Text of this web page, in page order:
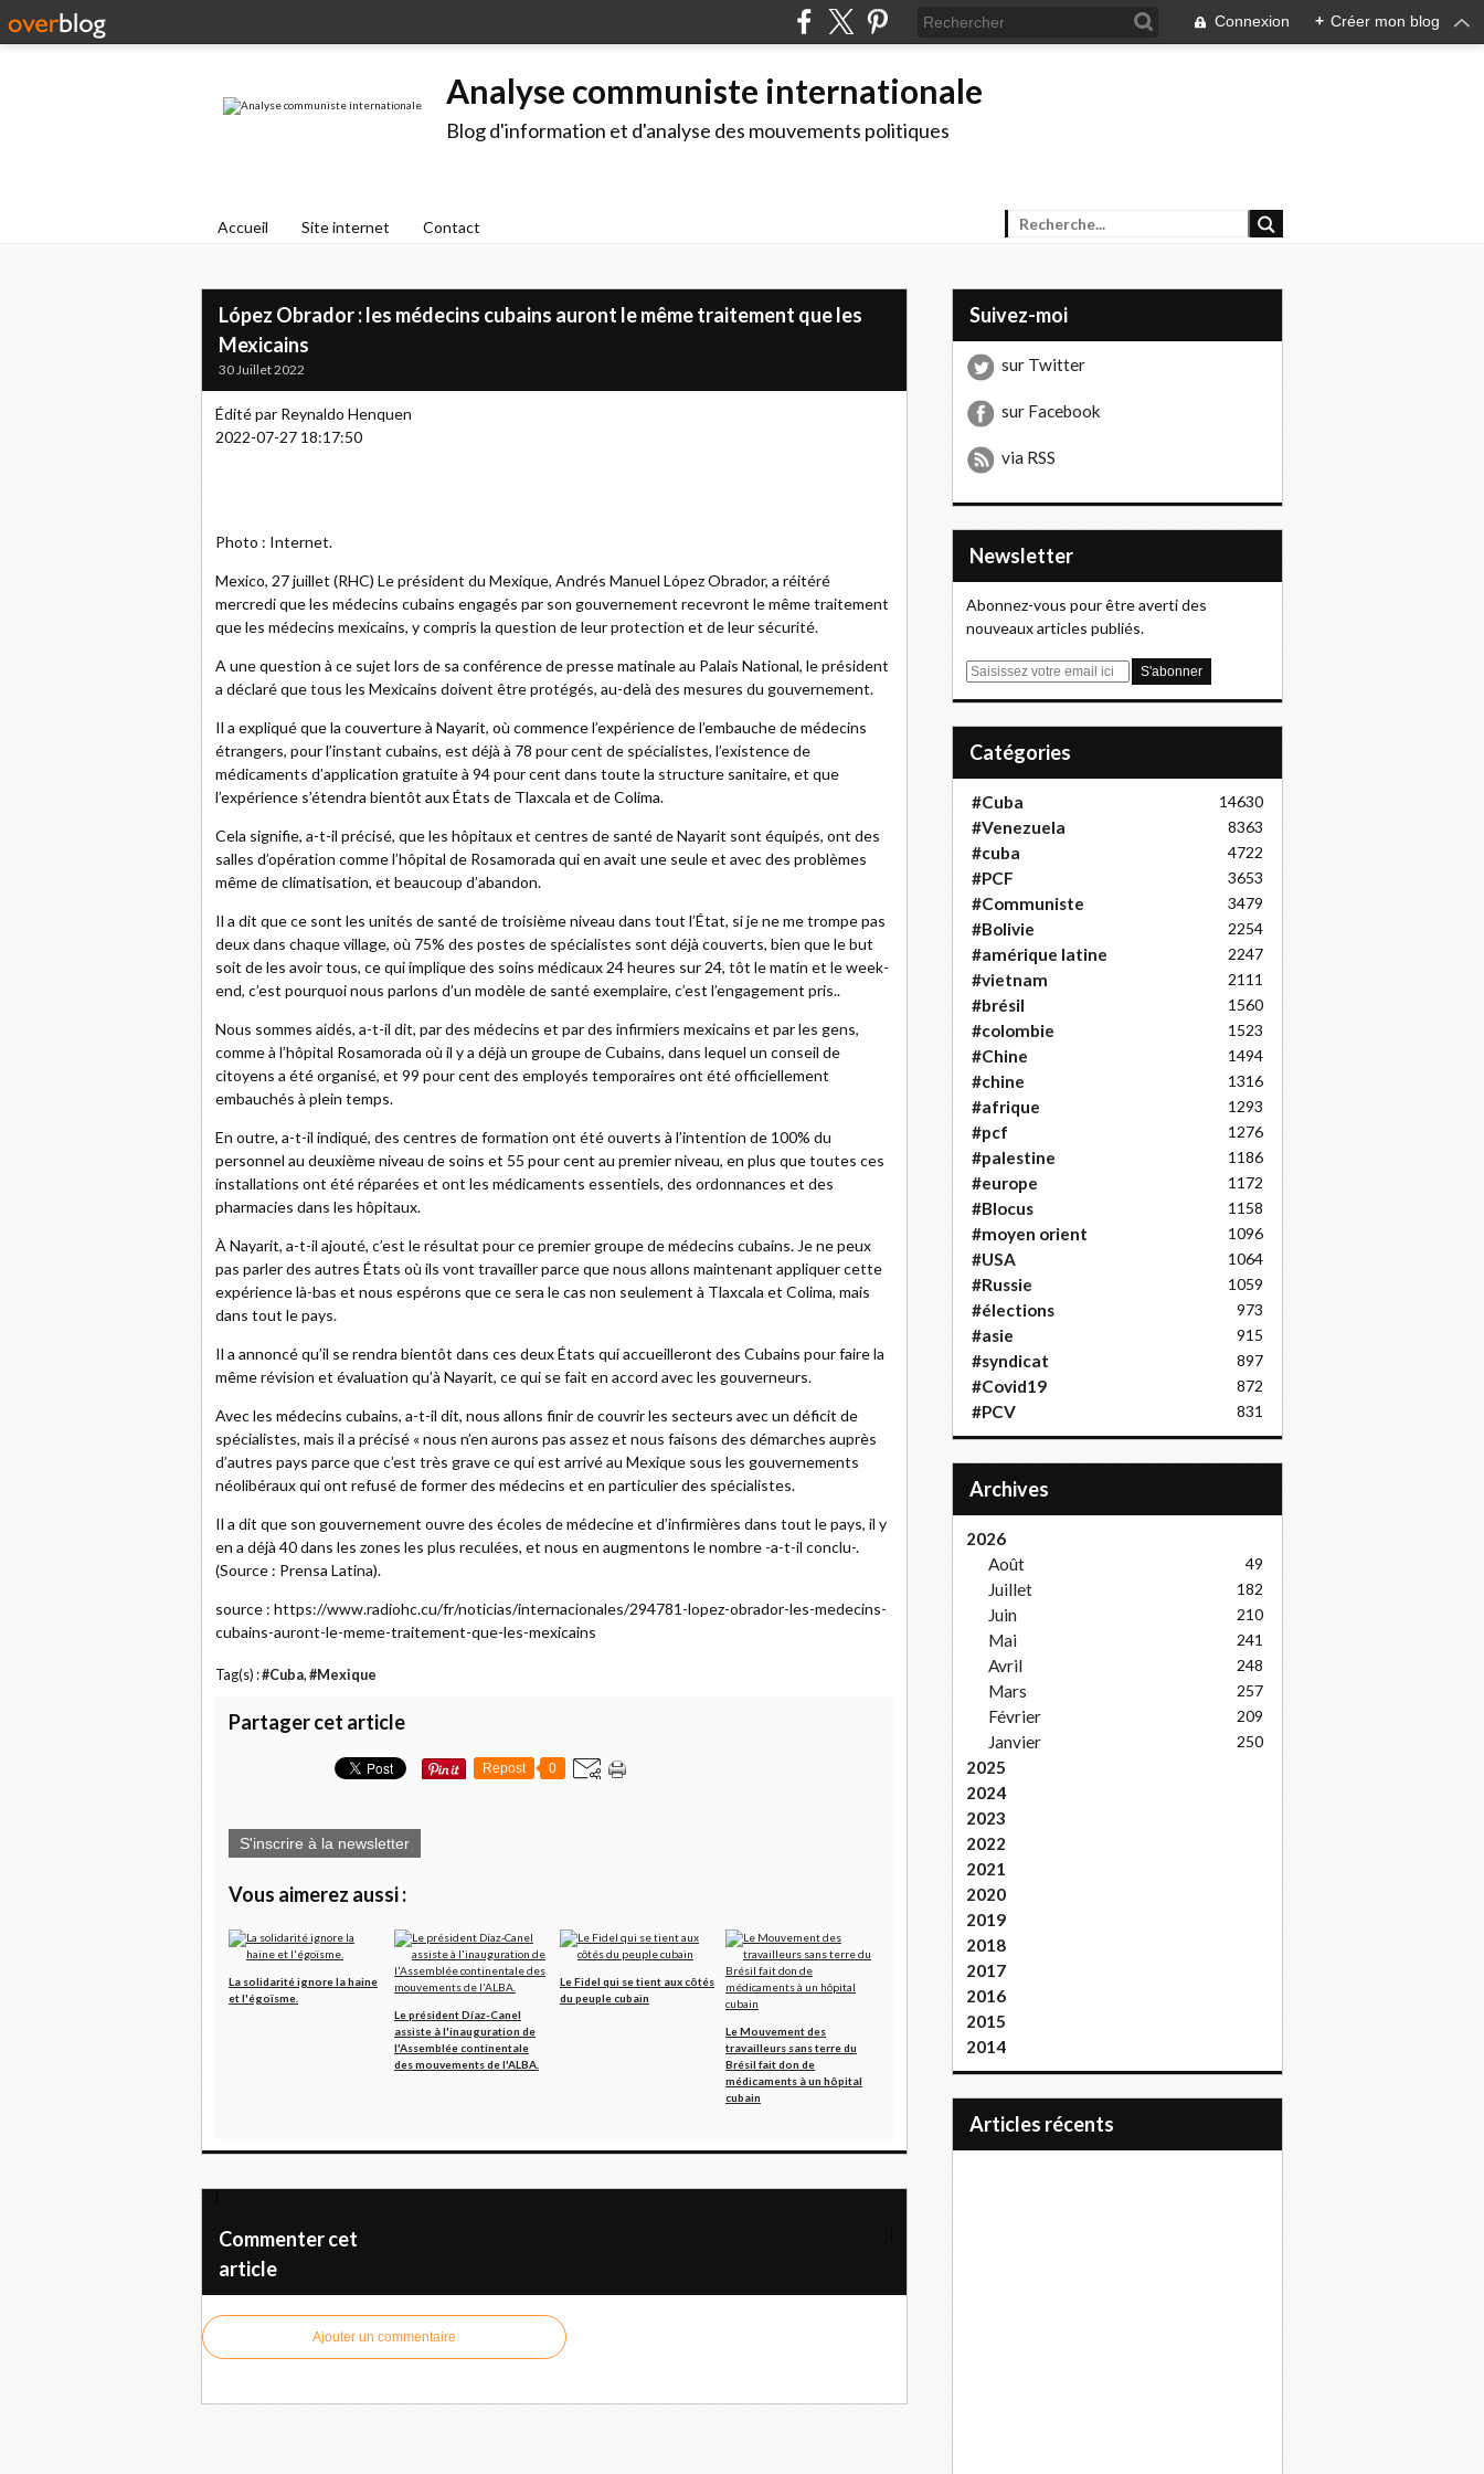
Connexion + Créer mon blog
Analyse communiste internationale
Blog d'information et d'analyse des mouvements politiques
Accueil Site internet Contact
López Obrador : les médecins cubains auront le même traitement que les
Mexicains
30 Juillet 2022
Édité par Reynaldo Henquen
2022-07-27 18:17:50
Photo : Internet.
Mexico, 27 juillet (RHC) Le président du Mexique, Andrés Manuel López Obrador, a réitéré
mercredi que les médecins cubains engagés par son gouvernement recevront le même traitement
que les médecins mexicains, y compris la question de leur protection et de leur sécurité.
A une question à ce sujet lors de sa conférence de presse matinale au Palais National, le président
a déclaré que tous les Mexicains doivent être protégés, au-delà des mesures du gouvernement.
Il a expliqué que la couverture à Nayarit, où commence l’expérience de l’embauche de médecins
étrangers, pour l’instant cubains, est déjà à 78 pour cent de spécialistes, l’existence de
médicaments d’application gratuite à 94 pour cent dans toute la structure sanitaire, et que
l’expérience s’étendra bientôt aux États de Tlaxcala et de Colima.
Cela signifie, a-t-il précisé, que les hôpitaux et centres de santé de Nayarit sont équipés, ont des
salles d’opération comme l’hôpital de Rosamorada qui en avait une seule et avec des problèmes
même de climatisation, et beaucoup d’abandon.
Il a dit que ce sont les unités de santé de troisième niveau dans tout l’État, si je ne me trompe pas
deux dans chaque village, où 75% des postes de spécialistes sont déjà couverts, bien que le but
soit de les avoir tous, ce qui implique des soins médicaux 24 heures sur 24, tôt le matin et le week-
end, c’est pourquoi nous parlons d’un modèle de santé exemplaire, c’est l’engagement pris..
Nous sommes aidés, a-t-il dit, par des médecins et par des infirmiers mexicains et par les gens,
comme à l’hôpital Rosamorada où il y a déjà un groupe de Cubains, dans lequel un conseil de
citoyens a été organisé, et 99 pour cent des employés temporaires ont été officiellement
embauchés à plein temps.
En outre, a-t-il indiqué, des centres de formation ont été ouverts à l’intention de 100% du
personnel au deuxième niveau de soins et 55 pour cent au premier niveau, en plus que toutes ces
installations ont été réparées et ont les médicaments essentiels, des ordonnances et des
pharmacies dans les hôpitaux.
À Nayarit, a-t-il ajouté, c’est le résultat pour ce premier groupe de médecins cubains. Je ne peux
pas parler des autres États où ils vont travailler parce que nous allons maintenant appliquer cette
expérience là-bas et nous espérons que ce sera le cas non seulement à Tlaxcala et Colima, mais
dans tout le pays.
Il a annoncé qu’il se rendra bientôt dans ces deux États qui accueilleront des Cubains pour faire la
même révision et évaluation qu’à Nayarit, ce qui se fait en accord avec les gouverneurs.
Avec les médecins cubains, a-t-il dit, nous allons finir de couvrir les secteurs avec un déficit de
spécialistes, mais il a précisé « nous n’en aurons pas assez et nous faisons des démarches auprès
d’autres pays parce que c’est très grave ce qui est arrivé au Mexique sous les gouvernements
néolibéraux qui ont refusé de former des médecins et en particulier des spécialistes.
Il a dit que son gouvernement ouvre des écoles de médecine et d’infirmières dans tout le pays, il y
en a déjà 40 dans les zones les plus reculées, et nous en augmentons le nombre -a-t-il conclu-.
(Source : Prensa Latina).
source : https://www.radiohc.cu/fr/noticias/internacionales/294781-lopez-obrador-les-medecins-
cubains-auront-le-meme-traitement-que-les-mexicains
Tag(s) :#Cuba, #Mexique
Partager cet article
Repost 0
S'inscrire à la newsletter
Vous aimerez aussi :
La solidarité ignore la haine
et l'égoïsme.
Le président Díaz-Canel
assiste à l'inauguration de
l'Assemblée continentale
des mouvements de l'ALBA.
Le Fidel qui se tient aux côtés
du peuple cubain
Le Mouvement des
travailleurs sans terre du
Brésil fait don de
médicaments à un hôpital
cubain
Commenter cet
article
Ajouter un commentaire
Suivez-moi
sur Twitter
sur Facebook
via RSS
Newsletter
Abonnez-vous pour être averti des
nouveaux articles publiés.
E
Catégories
#Cuba 14630
#Venezuela 8363
#cuba 4722
#PCF 3653
#Communiste 3479
#Bolivie 2254
#amérique latine 2247
#vietnam 2111
#brésil 1560
#colombie 1523
#Chine 1494
#chine 1316
#afrique 1293
#pcf 1276
#palestine 1186
#europe 1172
#Blocus 1158
#moyen orient 1096
#USA 1064
#Russie 1059
#élections 973
#asie 915
#syndicat 897
#Covid19 872
#PCV 831
Archives
2026
Août
49
Juillet 182
Juin 210
Mai 241
Avril 248
Mars 257
Février 209
Janvier 250
2025
2024
2023
2022
2021
2020
2019
2018
2017
2016
2015
2014
articles récents